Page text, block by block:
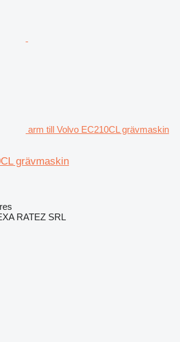
arm till Volvo EC210CL grävmaskin
grävmaskin
RATEZ SRL